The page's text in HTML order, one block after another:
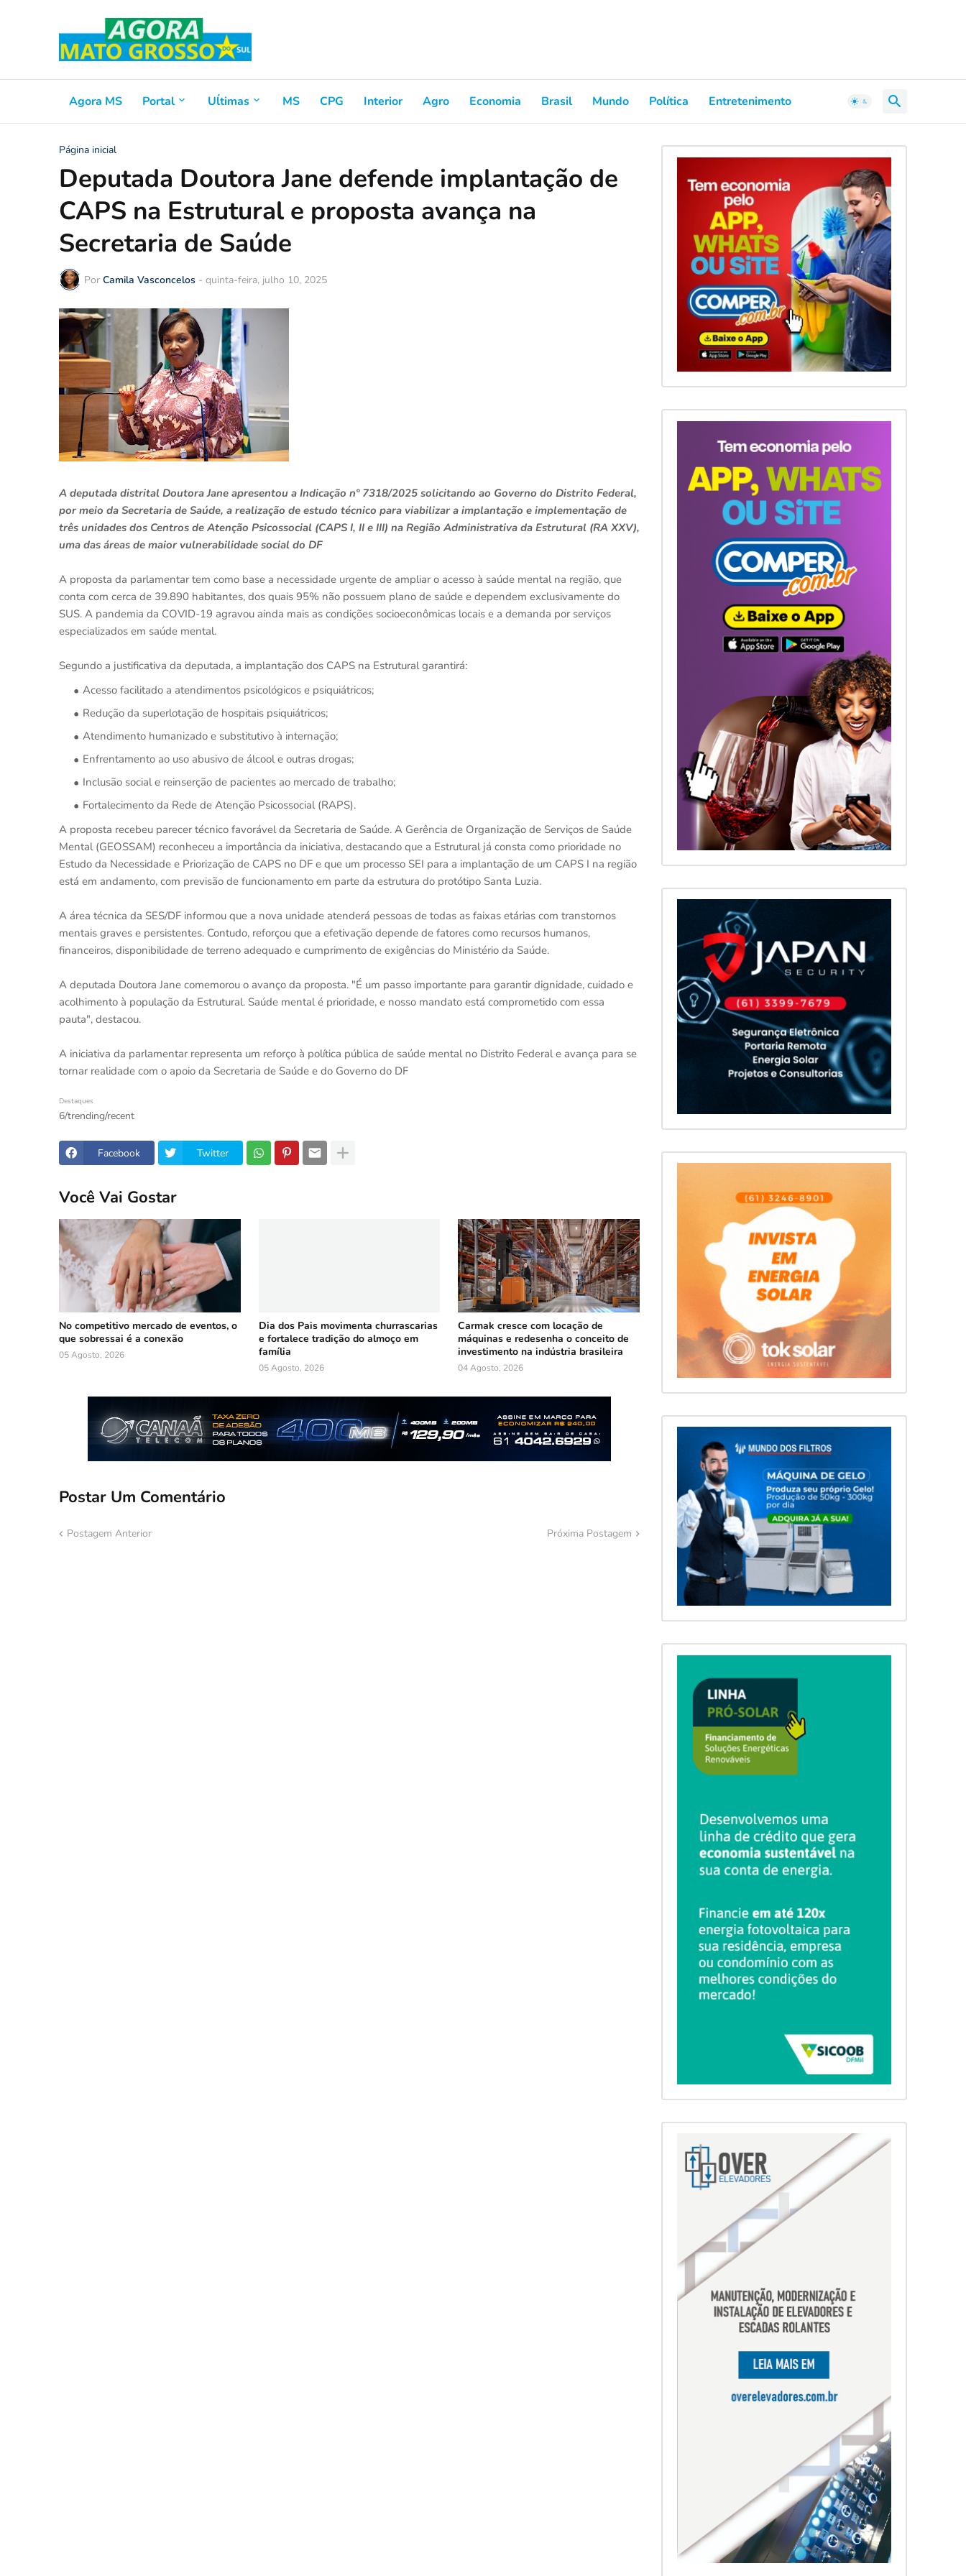
Agora MS Portal Uĺtimas MS CPG Interior Agro Economia Brasil Mundo Política Entretenimento
Página inicial
Deputada Doutora Jane defende implantação de
CAPS na Estrutural e proposta avança na
Secretaria de Saúde
Por Camila Vasconcelos - quinta-feira, julho 10, 2025
A deputada distrital Doutora Jane apresentou a Indicação nº 7318/2025 solicitando ao Governo do Distrito Federal,
por meio da Secretaria de Saúde, a realização de estudo técnico para viabilizar a implantação e implementação de
três unidades dos Centros de Atenção Psicossocial (CAPS I, II e III) na Região Administrativa da Estrutural (RA XXV),
uma das áreas de maior vulnerabilidade social do DF
A proposta da parlamentar tem como base a necessidade urgente de ampliar o acesso à saúde mental na região, que
conta com cerca de 39.890 habitantes, dos quais 95% não possuem plano de saúde e dependem exclusivamente do
SUS. A pandemia da COVID-19 agravou ainda mais as condições socioeconômicas locais e a demanda por serviços
especializados em saúde mental.
Segundo a justificativa da deputada, a implantação dos CAPS na Estrutural garantirá:
Acesso facilitado a atendimentos psicológicos e psiquiátricos;
Redução da superlotação de hospitais psiquiátricos;
Atendimento humanizado e substitutivo à internação;
Enfrentamento ao uso abusivo de álcool e outras drogas;
Inclusão social e reinserção de pacientes ao mercado de trabalho;
Fortalecimento da Rede de Atenção Psicossocial (RAPS).
A proposta recebeu parecer técnico favorável da Secretaria de Saúde. A Gerência de Organização de Serviços de Saúde
Mental (GEOSSAM) reconheceu a importância da iniciativa, destacando que a Estrutural já consta como prioridade no
Estudo da Necessidade e Priorização de CAPS no DF e que um processo SEI para a implantação de um CAPS I na região
está em andamento, com previsão de funcionamento em parte da estrutura do protótipo Santa Luzia.
A área técnica da SES/DF informou que a nova unidade atenderá pessoas de todas as faixas etárias com transtornos
mentais graves e persistentes. Contudo, reforçou que a efetivação depende de fatores como recursos humanos,
financeiros, disponibilidade de terreno adequado e cumprimento de exigências do Ministério da Saúde.
A deputada Doutora Jane comemorou o avanço da proposta. "É um passo importante para garantir dignidade, cuidado e
acolhimento à população da Estrutural. Saúde mental é prioridade, e nosso mandato está comprometido com essa
pauta", destacou.
A iniciativa da parlamentar representa um reforço à política pública de saúde mental no Distrito Federal e avança para se
tornar realidade com o apoio da Secretaria de Saúde e do Governo do DF
Destaques
6/trending/recent
Facebook Twitter
Você Vai Gostar
No competitivo mercado de eventos, o
que sobressai é a conexão
05 Agosto, 2026
Dia dos Pais movimenta churrascarias
e fortalece tradição do almoço em
família
05 Agosto, 2026
Carmak cresce com locação de
máquinas e redesenha o conceito de
investimento na indústria brasileira
04 Agosto, 2026
Postar Um Comentário
Postagem Anterior Próxima Postagem